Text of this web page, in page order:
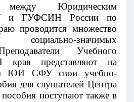
между Юридическим
и ГУФСИН России по
проводится множество
значимых
Учебного
представляют на
ЮИ СФУ свои учебно-
для слушателей Центра
пособия поступают также в